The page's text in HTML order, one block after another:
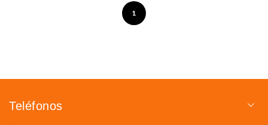
1
Teléfonos